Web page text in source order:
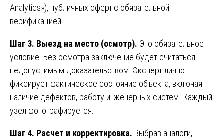
Analytics»), публичных оферт с обязательной
верификацией.
Шаг 3. Выезд на место (осмотр). Это обязательное
условие. Без осмотра заключение будет считаться
недопустимым доказательством. Эксперт лично
фиксирует фактическое состояние объекта, включая
наличие дефектов, работу инженерных систем. Каждый
узел фотографируется.
Шаг 4. Расчет и корректировка. Выбрав аналоги,